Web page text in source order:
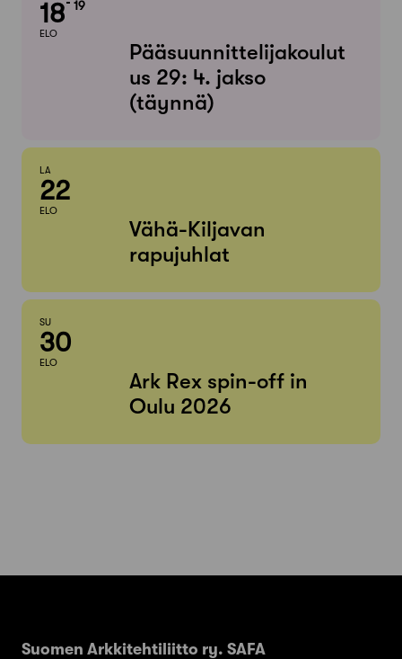
18
ELO
19
Pääsuunnittelijakoulut
us 29: 4. jakso
(täynnä)
LA
22
ELO
Vähä-Kiljavan
rapujuhlat
SU
30
ELO
Ark Rex spin-off in
Oulu 2026
Suomen Arkkitehtiliitto ry. SAFA